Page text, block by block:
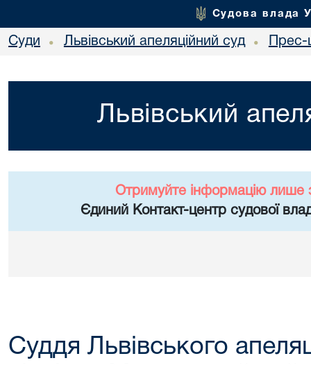
Судова влада
Суди • Львівський апеляційний суд •
Львівський
Отримуйте інформацію лише
Єдиний Контакт-центр судової
Суддя Львівського